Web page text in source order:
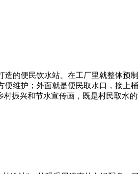
的便民饮水站。在工厂里就整体
维护；外面就是便民取水口，接
振兴和节水宣传画，既是村民取水